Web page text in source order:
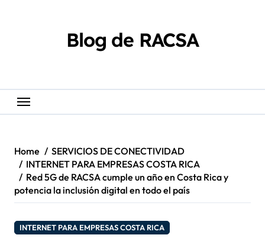
Blog de RACSA
Home
SERVICIOS DE CONECTIVIDAD
INTERNET PARA EMPRESAS COSTA RICA
Red 5G de RACSA cumple un año en Costa Rica y
potencia la inclusión digital en todo el país
INTERNET PARA EMPRESAS COSTA RICA